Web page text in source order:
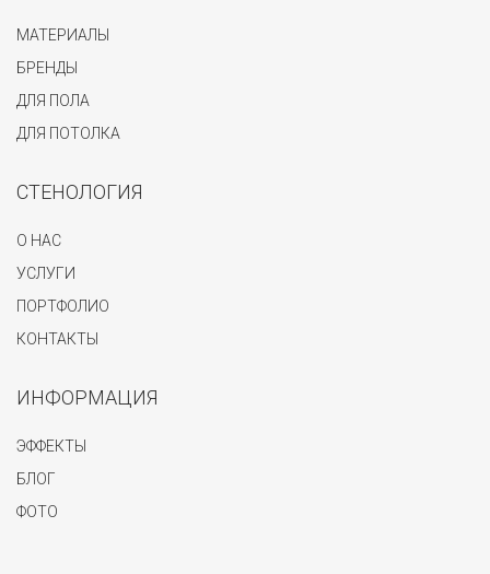
МАТЕРИАЛЫ
БРЕНДЫ
ДЛЯ ПОЛА
ДЛЯ ПОТОЛКА
СТЕНОЛОГИЯ
О НАС
УСЛУГИ
ПОРТФОЛИО
КОНТАКТЫ
ИНФОРМАЦИЯ
ЭФФЕКТЫ
БЛОГ
ФОТО